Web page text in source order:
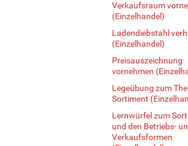
Verkaufsraum
(Einzelhandel)
Ladendiebstahl
(Einzelhandel)
Preisauszeichnung
vornehmen
Legeübung zum
Sortiment
Lernwürfel zum
und den Betriebs-
Verkaufsformen